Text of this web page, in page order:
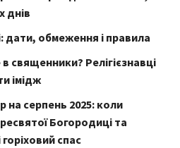
днів
дати, обмеження і правила
священники? Релігієзнавці
імідж
на серпень 2025: коли
Богородиці та
спас